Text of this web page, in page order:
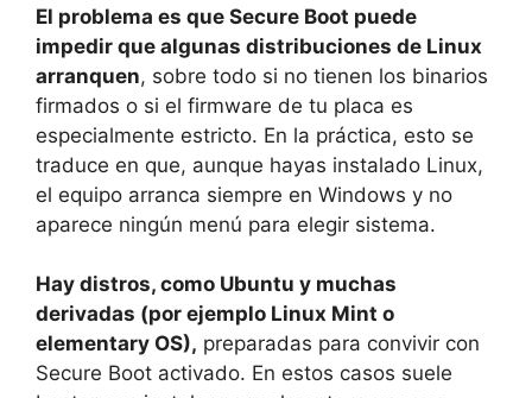
El problema es que Secure Boot puede
impedir que algunas distribuciones de Linux
arranquen, sobre todo si no tienen los binarios
firmados o si el firmware de tu placa es
especialmente estricto. En la práctica, esto se
traduce en que, aunque hayas instalado Linux,
el equipo arranca siempre en Windows y no
aparece ningún menú para elegir sistema.
Hay distros, como Ubuntu y muchas
derivadas (por ejemplo Linux Mint o
elementary OS), preparadas para convivir con
Secure Boot activado. En estos casos suele